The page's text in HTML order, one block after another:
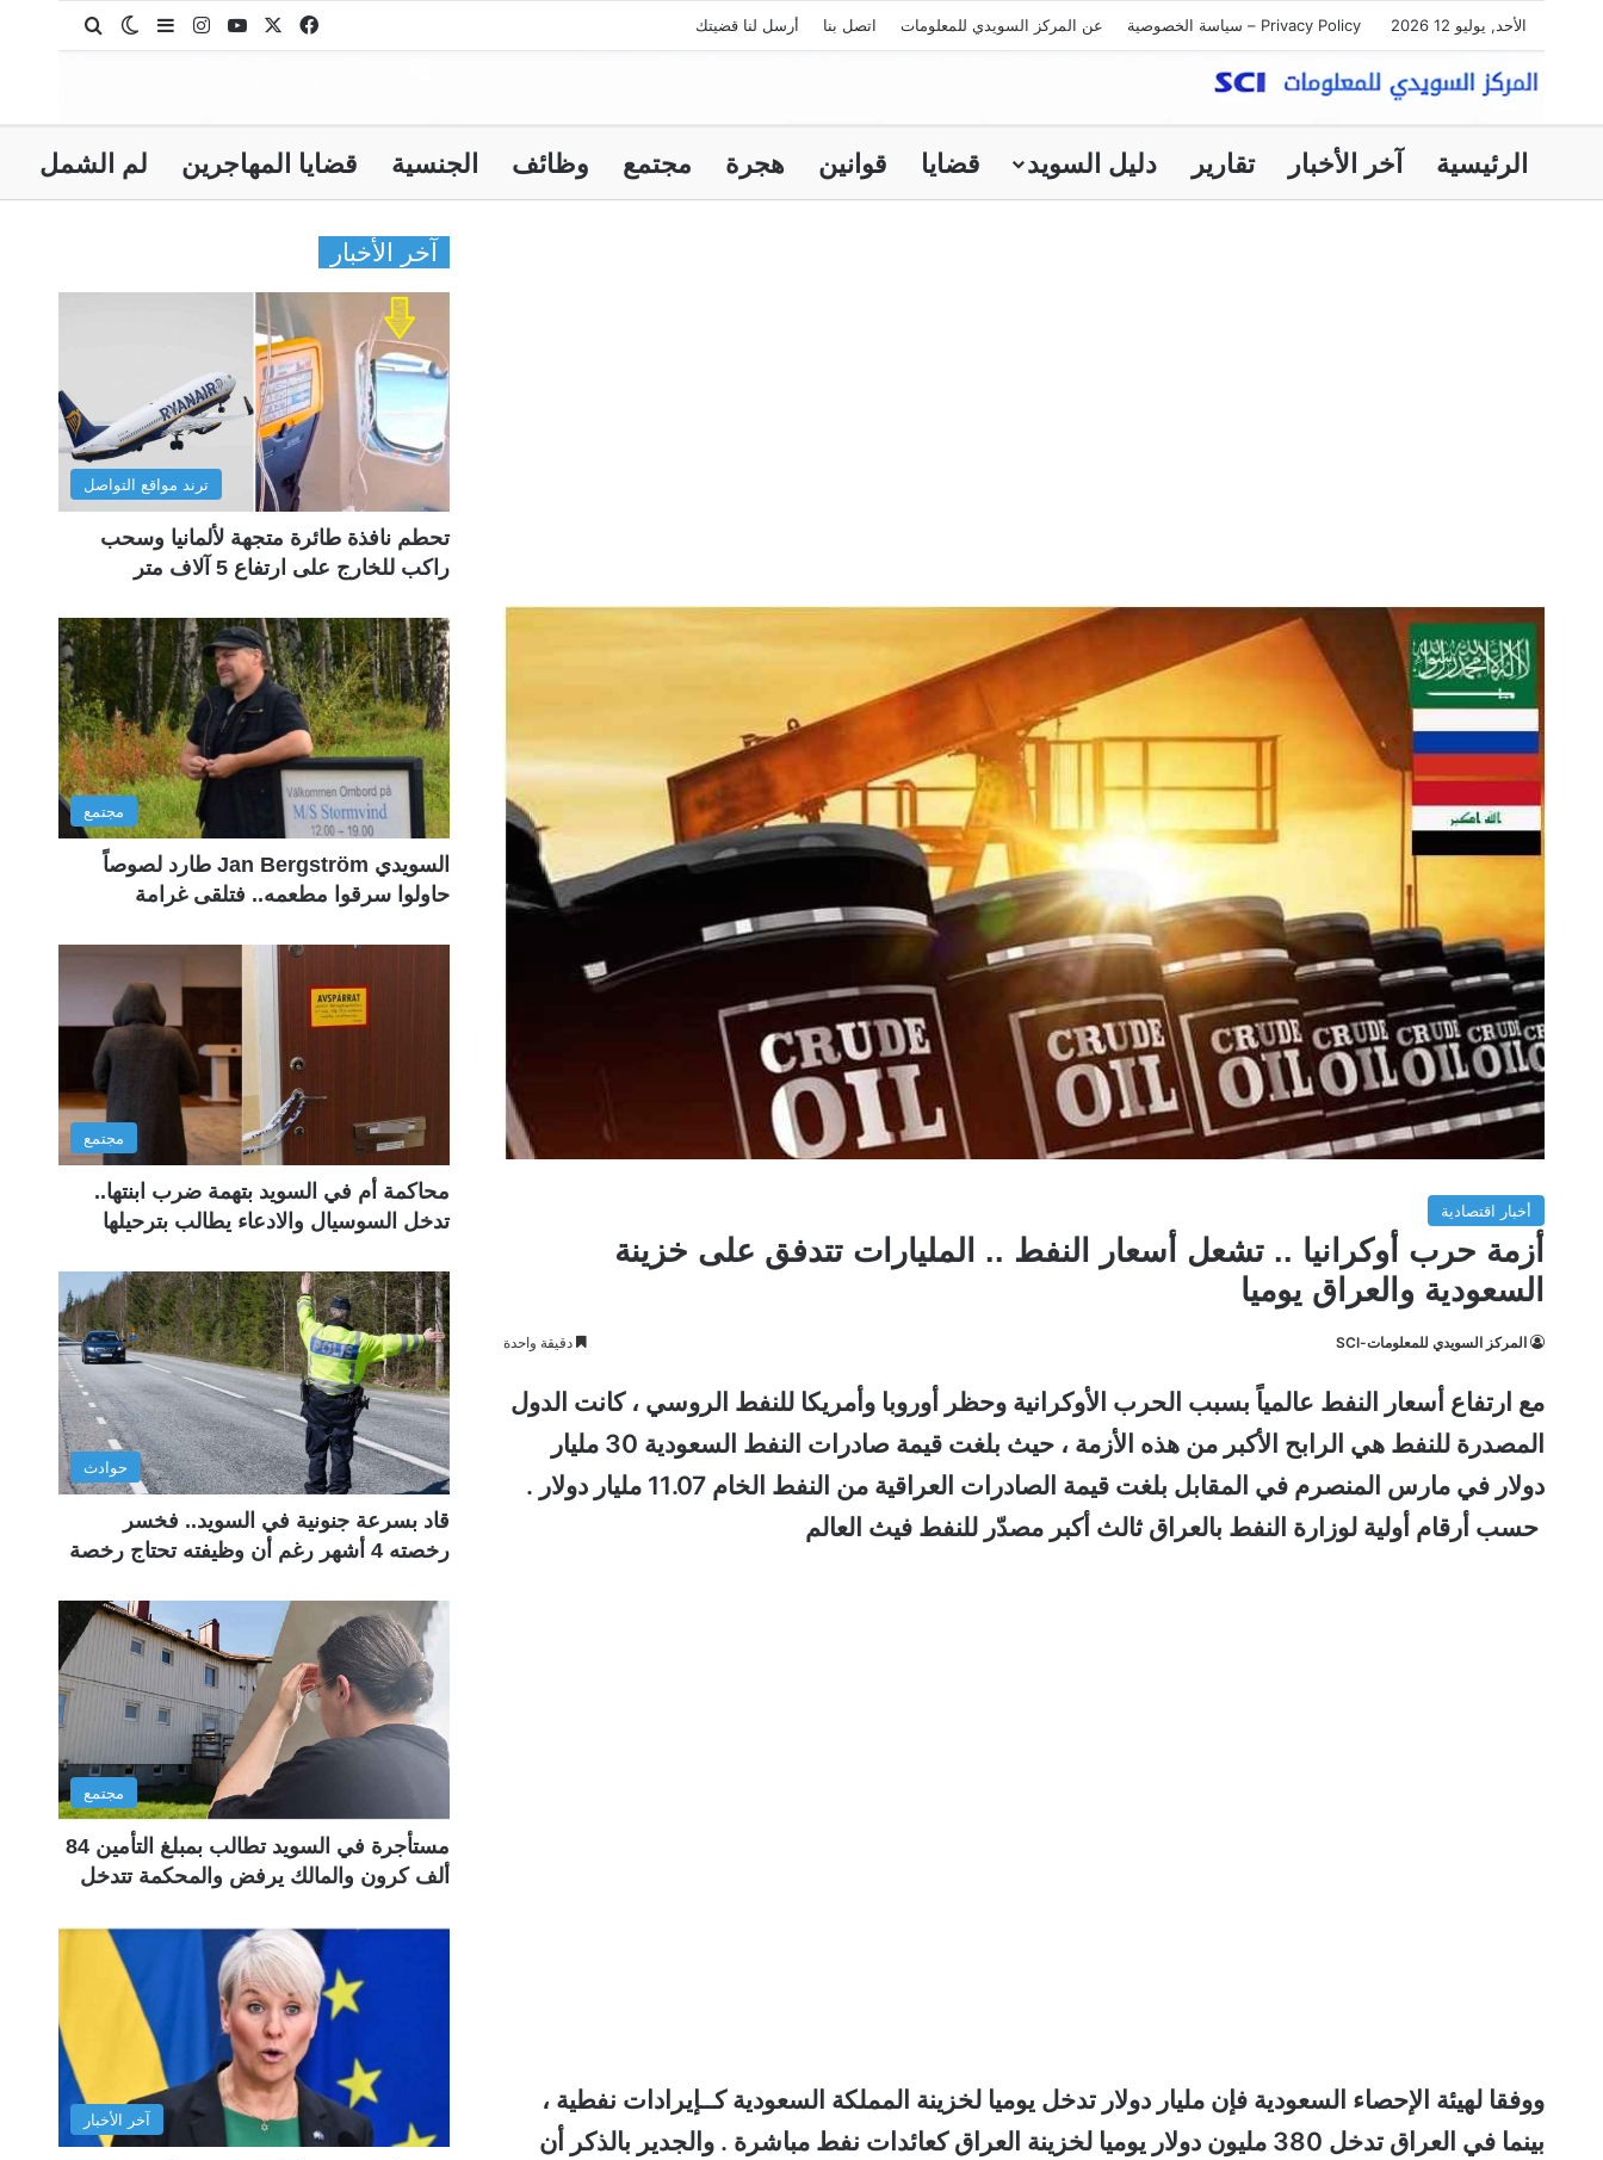
الأحد, يوليو 12 2026 Privacy Policy – سياسة الخصوصية عن المركز السويدي للمعلومات اتصل بنا أرسل لنا قضيتك فيسبوك ‫YouTubeانستقرامإضافة عمود جانبي
الوضع المظلم
بحث عن
الرئيسية آخر الأخبار تقارير دليل السويد قضايا قوانين هجرة مجتمع وظائف الجنسية قضايا المهاجرين لم الشمل
أخبار اقتصادية
أزمة حرب أوكرانيا .. تشعل أسعار النفط .. المليارات تتدفق على خزينة
السعودية والعراق يوميا
المركز السويدي للمعلومات-SCI دقيقة واحدة
مع ارتفاع أسعار النفط عالمياً بسبب الحرب الأوكرانية وحظر أوروبا وأمريكا للنفط الروسي ، كانت الدول
المصدرة للنفط هي الرابح الأكبر من هذه الأزمة ، حيث بلغت قيمة صادرات النفط السعودية 30 مليار
دولار في مارس المنصرم في المقابل بلغت قيمة الصادرات العراقية من النفط الخام 11.07 مليار دولار .
حسب أرقام أولية لوزارة النفط بالعراق ثالث أكبر مصدّر للنفط فيث العالم
ووفقا لهيئة الإحصاء السعودية فإن مليار دولار تدخل يوميا لخزينة المملكة السعودية كــإيرادات نفطية ،
بينما في العراق تدخل 380 مليون دولار يوميا لخزينة العراق كعائدات نفط مباشرة . والجدير بالذكر أن
آخر الأخبار
ترند مواقع التواصل
تحطم نافذة طائرة متجهة لألمانيا وسحب
راكب للخارج على ارتفاع 5 آلاف متر
مجتمع
السويدي Jan Bergström طارد لصوصاً
حاولوا سرقوا مطعمه.. فتلقى غرامة
مجتمع
محاكمة أم في السويد بتهمة ضرب ابنتها..
تدخل السوسيال والادعاء يطالب بترحيلها
حوادث
قاد بسرعة جنونية في السويد.. فخسر
رخصته 4 أشهر رغم أن وظيفته تحتاج رخصة
مجتمع
مستأجرة في السويد تطالب بمبلغ التأمين 84
ألف كرون والمالك يرفض والمحكمة تتدخل
آخر الأخبار